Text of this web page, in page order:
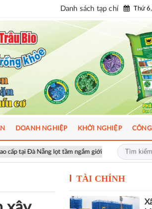
Danh sách tạp chí Thứ
ngắm giới thượng lưu AI-Ready
DOANH NGHIỆP KHỞI NGHIỆP
TÀI CHÍNH